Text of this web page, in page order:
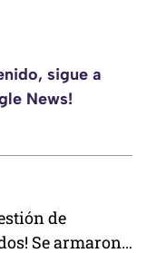
sigue a
News!
de
Se armaron